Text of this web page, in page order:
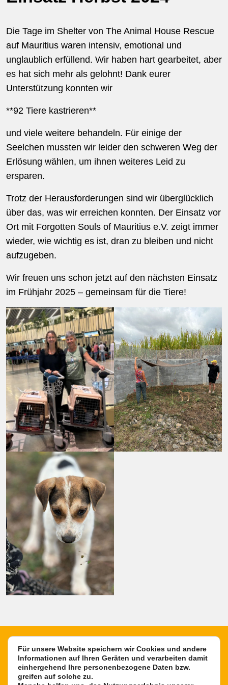
Die Tage im Shelter von The Animal House Rescue
auf Mauritius waren intensiv, emotional und
unglaublich erfüllend. Wir haben hart gearbeitet, aber
es hat sich mehr als gelohnt! Dank eurer
Unterstützung konnten wir
**92 Tiere kastrieren**
und viele weitere behandeln. Für einige der
Seelchen mussten wir leider den schweren Weg der
Erlösung wählen, um ihnen weiteres Leid zu
ersparen.
Trotz der Herausforderungen sind wir überglücklich
über das, was wir erreichen konnten. Der Einsatz vor
Ort mit Forgotten Souls of Mauritius e.V. zeigt immer
wieder, wie wichtig es ist, dran zu bleiben und nicht
aufzugeben.
Wir freuen uns schon jetzt auf den nächsten Einsatz
im Frühjahr 2025 – gemeinsam für die Tiere!
Für unsere Website speichern wir Cookies und andere
Informationen auf Ihren Geräten und verarbeiten damit
einhergehend Ihre personenbezogene Daten bzw.
greifen auf solche zu.